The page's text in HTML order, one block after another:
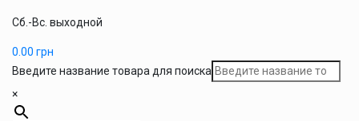
Сб.-Вс. выходной
0.00 грн
Введите название товара для поиска
×